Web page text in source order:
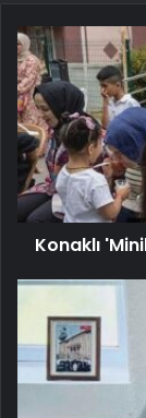
Konaklı